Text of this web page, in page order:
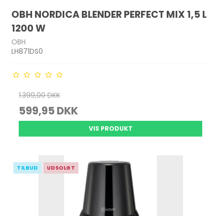
OBH NORDICA BLENDER PERFECT MIX 1,5 L
1200 W
OBH
LH871DS0
1.399,00 DKK
599,95 DKK
VIS PRODUKT
TILBUD UDSOLGT